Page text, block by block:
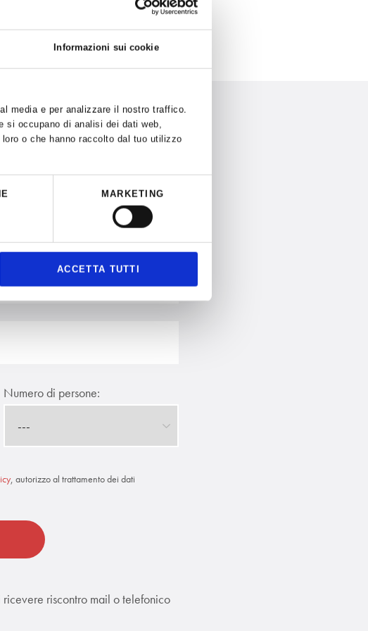
Informazioni sui cookie
media e per analizzare il nostro traffico.
si occupano di analisi dei dati web,
o che hanno raccolto dal tuo utilizzo
MARKETING
ACCETTA TUTTI
confermata.
e-mail.
Numero di persone:
, autorizzo al trattamento dei dati
riscontro mail o telefonico